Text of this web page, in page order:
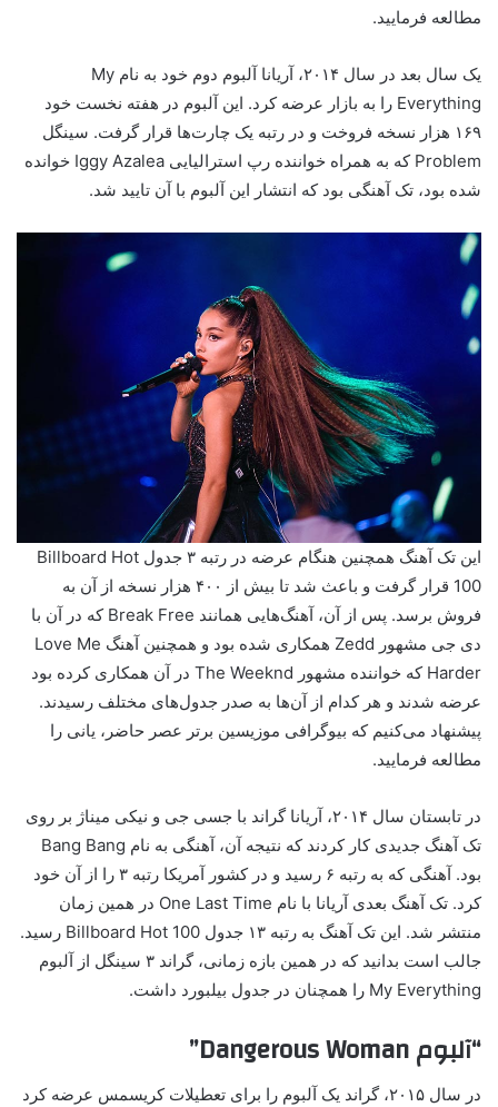
مطالعه فرمایید.
یک سال بعد در سال ۲۰۱۴، آریانا آلبوم دوم خود به نام My
Everything را به بازار عرضه کرد. این آلبوم در هفته نخست خود
۱۶۹ هزار نسخه فروخت و در رتبه یک چارت‌ها قرار گرفت. سینگل
Problem که به همراه خواننده رپ استرالیایی Iggy Azalea خوانده
شده بود، تک آهنگی بود که انتشار این آلبوم با آن تایید شد.
این تک آهنگ همچنین هنگام عرضه در رتبه ۳ جدول Billboard Hot
100 قرار گرفت و باعث شد تا بیش از ۴۰۰ هزار نسخه از آن به
فروش برسد. پس از آن، آهنگ‌هایی همانند Break Free که در آن با
دی جی مشهور Zedd همکاری شده بود و همچنین آهنگ Love Me
Harder که خواننده مشهور The Weeknd در آن همکاری کرده بود
عرضه شدند و هر کدام از آن‌ها به صدر جدول‌های مختلف رسیدند.
پیشنهاد می‌کنیم که بیوگرافی موزیسین برتر عصر حاضر، یانی را
مطالعه فرمایید.
در تابستان سال ۲۰۱۴، آریانا گراند با جسی جی و نیکی میناژ بر روی
تک آهنگ جدیدی کار کردند که نتیجه آن، آهنگی به نام Bang Bang
بود. آهنگی که به رتبه ۶ رسید و در کشور آمریکا رتبه ۳ را از آن خود
کرد. تک آهنگ بعدی آریانا با نام One Last Time در همین زمان
منتشر شد. این تک آهنگ به رتبه ۱۳ جدول Billboard Hot 100 رسید.
جالب است بدانید که در همین بازه زمانی، گراند ۳ سینگل از آلبوم
My Everything را همچنان در جدول بیلبورد داشت.
“آلبوم Dangerous Woman”
در سال ۲۰۱۵، گراند یک آلبوم را برای تعطیلات کریسمس عرضه کرد